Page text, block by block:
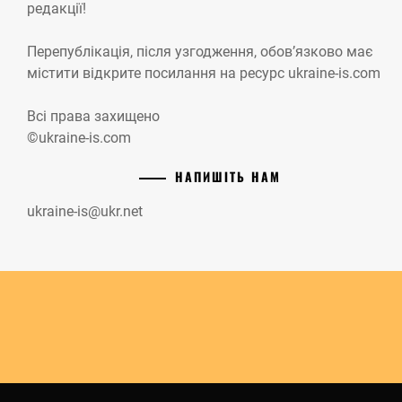
редакції!
Перепублікація, після узгодження, обов’язково має
містити відкрите посилання на ресурс ukraine-is.com
Всі права захищено
©ukraine-is.com
НАПИШІТЬ НАМ
ukraine-is@ukr.net